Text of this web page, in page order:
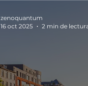
zenoquantum
16 oct 2025
2 min de